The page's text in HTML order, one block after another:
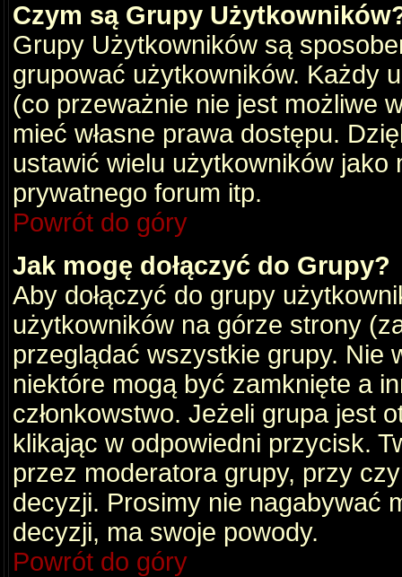
Czym są Grupy
Grupy Użytkowników są
grupować użytkowników. Każdy
(co przeważnie nie jest możliwe
mieć własne prawa dostępu.
ustawić wielu użytkowników
prywatnego forum itp.
Powrót do góry
Jak mogę dołączyć do Grupy?
Aby dołączyć do grupy
użytkowników na górze strony
przeglądać wszystkie grupy. Nie
niektóre mogą być zamknięte a
członkowstwo. Jeżeli grupa jest
klikając w odpowiedni przycisk.
przez moderatora grupy, przy
decyzji. Prosimy nie nagabywać
decyzji, ma swoje powody.
Powrót do góry